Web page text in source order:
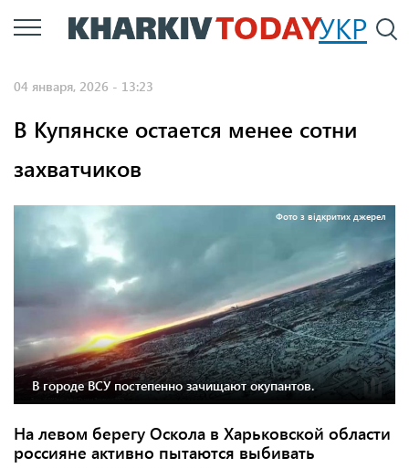
Перейти
к
УКР
04 января, 2026 - 13:23
В Купянске остается менее сотни
захватчиков
Фото з відкритих джерел
В городе ВСУ постепенно зачищают окупантов.
На левом берегу Оскола в Харьковской области
россияне активно пытаются выбивать